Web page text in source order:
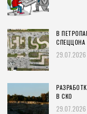
В
СПЕЦЦОНА
29.07.2026
В СКО
29.07.2026